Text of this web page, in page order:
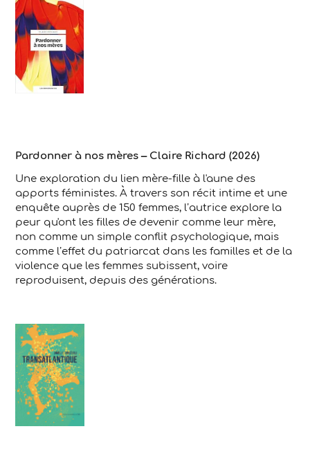
Pardonner à nos mères – Claire Richard (2026)
Une exploration du lien mère-fille à l'aune des
apports féministes. À travers son récit intime et une
enquête auprès de 150 femmes, l’autrice explore la
peur qu'ont les filles de devenir comme leur mère,
non comme un simple conflit psychologique, mais
comme l’effet du patriarcat dans les familles et de la
violence que les femmes subissent, voire
reproduisent, depuis des générations.